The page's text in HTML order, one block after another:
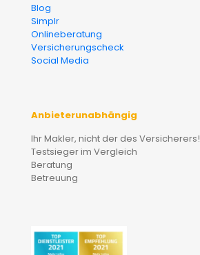
Blog
Simplr
Onlineberatung
Versicherungscheck
Social Media
Anbieterunabhängig
Ihr Makler, nicht der des Versicherers!
Testsieger im Vergleich
Beratung
Betreuung